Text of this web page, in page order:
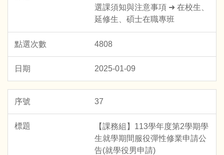
選課須知與注意事項 ➜ 在校生、
延修生、碩士在職專班
4808
2025-01-09
37
【課務組】113學年度第2學期學
生就學期間服役彈性修業申請公
告(就學役男申請)